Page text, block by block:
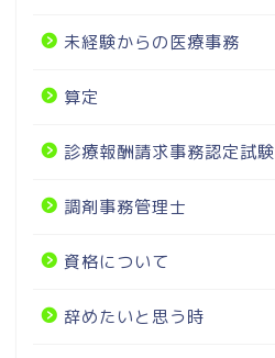
未経験からの医療事務
算定
診療報酬請求事務認定試験
調剤事務管理士
資格について
辞めたいと思う時